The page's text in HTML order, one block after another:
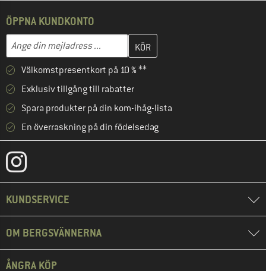
ÖPPNA KUNDKONTO
Mejladress
Skriv in din e-postadress här och skapa ditt kundkonto i nästa
Välkomstpresentkort på 10 % **
Exklusiv tillgång till rabatter
Spara produkter på din kom-ihåg-lista
En överraskning på din födelsedag
KUNDSERVICE
OM BERGSVÄNNERNA
ÅNGRA KÖP